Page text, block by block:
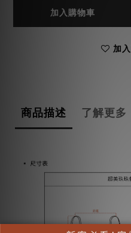
加入購物車
加
商品描述 了解更多